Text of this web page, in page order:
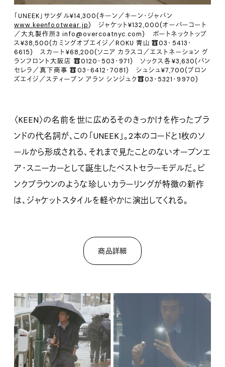
「UNEEK」サンダル¥14,300(キーン／キーン・ジャパン
www.keenfootwear.jp) ジャケット¥132,000(オーバーコート
／大丸製作所3 info@overcoatnyc.com) ボートネックトップ
ス¥38,500(カミングオブエイジ／ROKU 青山 ☎️03・5413・
6615) スカート¥68,200(ソニア カラスコ／エストネーション グ
ランフロント大阪店 ☎️0120・503・971) ソックス各¥3,630(パン
セレラ／真下商事 ☎️03・6412・7081) シュシュ¥7,700(ブロン
ズエイジ／スティーブン アラン シンジュク☎️03・5321・9970)
〈KEEN〉の名前を世に広めるそのきっかけを作ったブラ
ンドの代名詞が、この「UNEEK」。2本のコードと1枚のソ
ールから形成される、それまで見たことのないオープンエ
ア・スニーカーとして誕生したベストセラーモデルだ。ピ
ンクブラウンのような珍しいカラーリングが特徴の新作
は、ジャケットスタイルを軽やかに演出してくれる。
商品詳細